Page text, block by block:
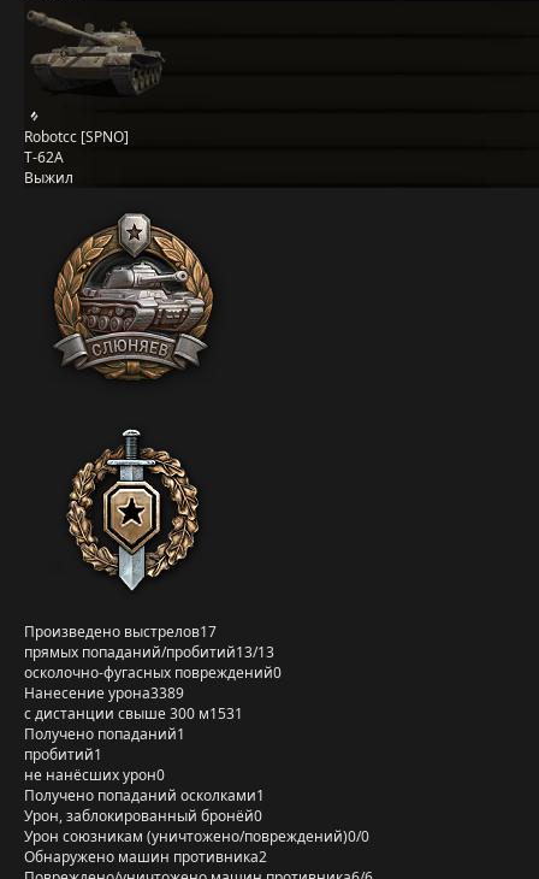
Robotcc [SPNO]
Т-62А
Выжил
Произведено выстрелов17
прямых попаданий/пробитий13/13
осколочно-фугасных повреждений0
Нанесение урона3389
с дистанции свыше 300 м1531
Получено попаданий1
пробитий1
не нанёсших урон0
Получено попаданий осколками1
Урон, заблокированный бронёй0
Урон союзникам (уничтожено/повреждений)0/0
Обнаружено машин противника2